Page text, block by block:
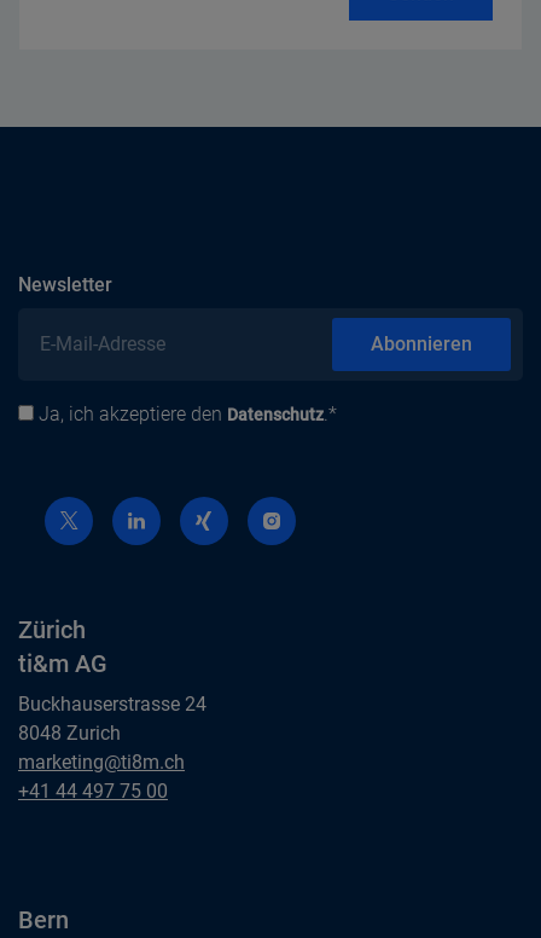
Newsletterabonnieren
E-Mail-Adresse
Datenschutz
Ja, ich akzeptiere den Datenschutz.*
Abonnieren
Zürich
ti&m AG
Buckhauserstrasse 24
8048 Zurich
Zürich
ti&m AG
marketing@ti8m.ch
Zürich
+41 44 497 75 00
Bern